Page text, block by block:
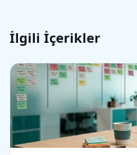
İlgili İçerikler